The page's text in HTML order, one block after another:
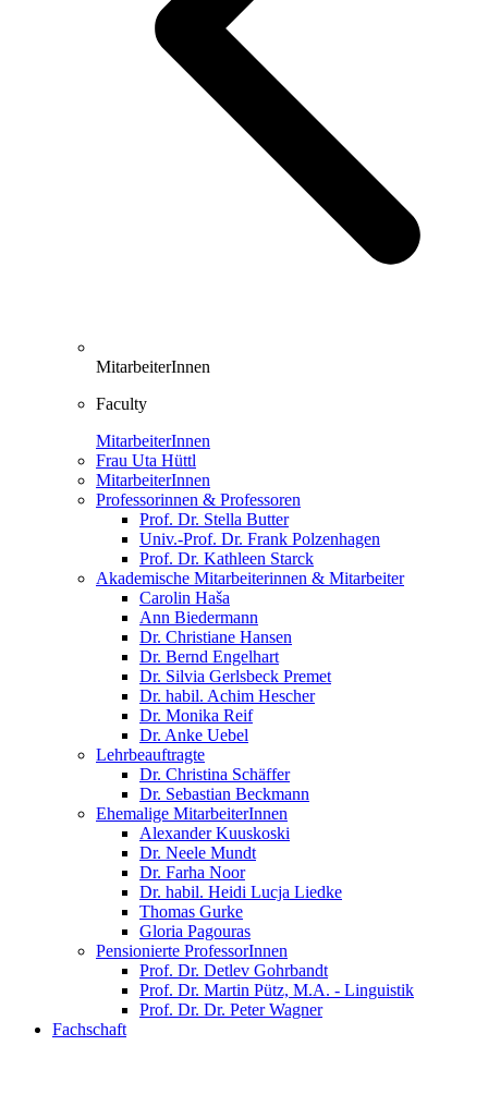
MitarbeiterInnen
Faculty
MitarbeiterInnen
Frau Uta Hüttl
MitarbeiterInnen
Professorinnen & Professoren
Prof. Dr. Stella Butter
Univ.-Prof. Dr. Frank Polzenhagen
Prof. Dr. Kathleen Starck
Akademische Mitarbeiterinnen & Mitarbeiter
Carolin Haša
Ann Biedermann
Dr. Christiane Hansen
Dr. Bernd Engelhart
Dr. Silvia Gerlsbeck Premet
Dr. habil. Achim Hescher
Dr. Monika Reif
Dr. Anke Uebel
Lehrbeauftragte
Dr. Christina Schäffer
Dr. Sebastian Beckmann
Ehemalige MitarbeiterInnen
Alexander Kuuskoski
Dr. Neele Mundt
Dr. Farha Noor
Dr. habil. Heidi Lucja Liedke
Thomas Gurke
Gloria Pagouras
Pensionierte ProfessorInnen
Prof. Dr. Detlev Gohrbandt
Prof. Dr. Martin Pütz, M.A. - Linguistik
Prof. Dr. Dr. Peter Wagner
Fachschaft